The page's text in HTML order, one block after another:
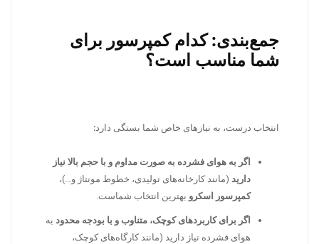
جمع‌بندی: کدام کمپرسور برای
شما مناسب است؟
انتخاب درست، به نیازهای خاص شما بستگی دارد:
اگر به هوای فشرده به صورت مداوم و با حجم بالا نیاز
دارید (مانند کارخانه‌های تولیدی، خطوط مونتاژ و…)،
کمپرسور اسکرو بهترین انتخاب شماست.
اگر برای کاربردهای کوچک، متناوب و با بودجه محدود به
هوای فشرده نیاز دارید (مانند کارگاه‌های کوچک،